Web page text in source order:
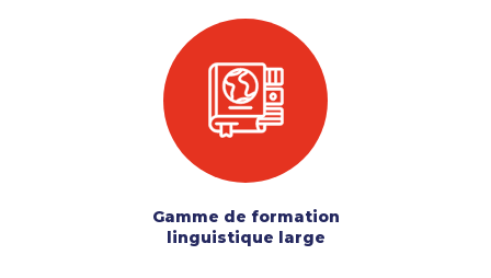
Gamme de formation
linguistique large